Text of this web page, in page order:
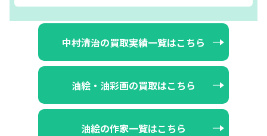
中村清治の買取実績一覧はこちら
油絵・油彩画の買取はこちら
油絵の作家一覧はこちら